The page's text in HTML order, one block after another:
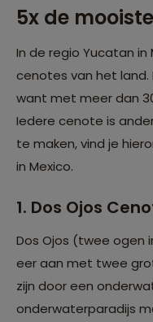
5x de
In de regio Yucatan
cenotes van het land.
want met meer dan
Iedere cenote is
te maken, vind je
in Mexico.
1. Dos Ojos
Dos Ojos (twee ogen
eer aan met twee
zijn door een
onderwaterparadijs